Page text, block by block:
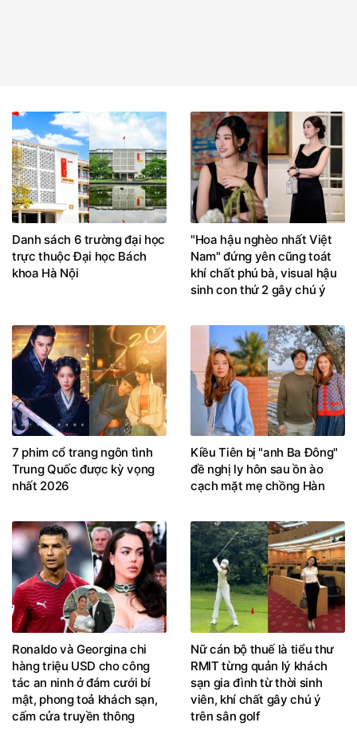
Danh sách 6 trường đại học
trực thuộc Đại học Bách
khoa Hà Nội
"Hoa hậu nghèo nhất Việt
Nam" đứng yên cũng toát
khí chất phú bà, visual hậu
sinh con thứ 2 gây chú ý
7 phim cổ trang ngôn tình
Trung Quốc được kỳ vọng
nhất 2026
Kiều Tiên bị "anh Ba Đông"
đề nghị ly hôn sau ồn ào
cạch mặt mẹ chồng Hàn
Ronaldo và Georgina chi
hàng triệu USD cho công
tác an ninh ở đám cưới bí
mật, phong toả khách sạn,
cấm cửa truyền thông
Nữ cán bộ thuế là tiểu thư
RMIT từng quản lý khách
sạn gia đình từ thời sinh
viên, khí chất gây chú ý
trên sân golf